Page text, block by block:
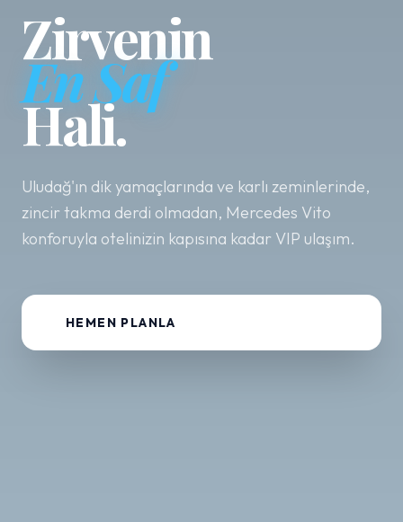
Zirvenin
En Saf
Hali.
Uludağ'ın dik yamaçlarında ve karlı zeminlerinde,
zincir takma derdi olmadan, Mercedes Vito
konforuyla otelinizin kapısına kadar VIP ulaşım.
HEMEN PLANLA